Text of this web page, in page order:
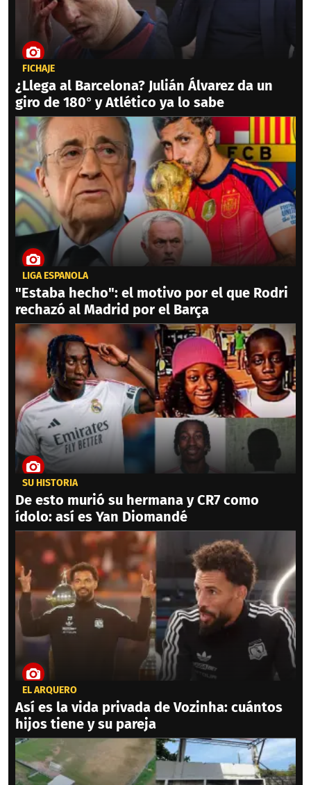
FICHAJE
¿Llega al Barcelona? Julián Álvarez da un
giro de 180° y Atlético ya lo sabe
LIGA ESPAÑOLA
"Estaba hecho": el motivo por el que Rodri
rechazó al Madrid por el Barça
SU HISTORIA
De esto murió su hermana y CR7 como
ídolo: así es Yan Diomandé
EL ARQUERO
Así es la vida privada de Vozinha: cuántos
hijos tiene y su pareja